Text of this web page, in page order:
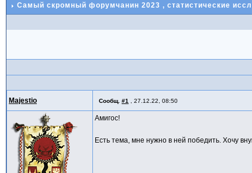
Самый скромный форумчанин 2023 , статистические
Majestio Сообщ. #1 27.12.22, 08:50
Амигос!
Есть тема, мне нужно в ней победить. Хочу